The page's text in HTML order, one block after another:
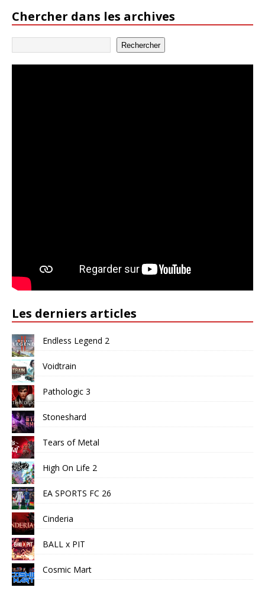
Chercher dans les archives
Rechercher
Les derniers articles
Endless Legend 2
Voidtrain
Pathologic 3
Stoneshard
Tears of Metal
High On Life 2
EA SPORTS FC 26
Cinderia
BALL x PIT
Cosmic Mart